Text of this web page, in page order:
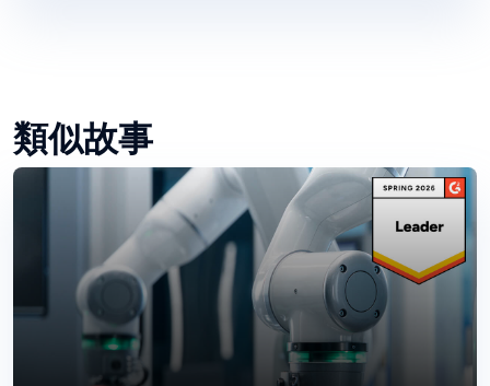
類似故事